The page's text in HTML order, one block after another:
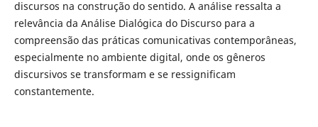
discursos na construção do sentido. A análise ressalta a
relevância da Análise Dialógica do Discurso para a
compreensão das práticas comunicativas contemporâneas,
especialmente no ambiente digital, onde os gêneros
discursivos se transformam e se ressignificam
constantemente.